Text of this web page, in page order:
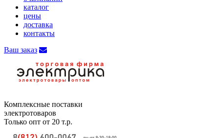
каталог
цены
доставка
контакты
Ваш заказ
Комплексные поставки
электротоваров
Только опт от 20 т.р.